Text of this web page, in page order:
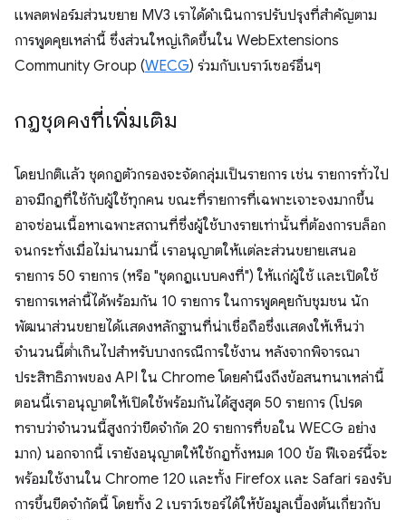
แพลตฟอร์มส่วนขยาย MV3 เราได้ดำเนินการปรับปรุงที่สำคัญตาม
การพูดคุยเหล่านี้ ซึ่งส่วนใหญ่เกิดขึ้นใน WebExtensions
Community Group (WECG) ร่วมกับเบราว์เซอร์อื่นๆ
กฎชุดคงที่เพิ่มเติม
โดยปกติแล้ว ชุดกฎตัวกรองจะจัดกลุ่มเป็นรายการ เช่น รายการทั่วไป
อาจมีกฎที่ใช้กับผู้ใช้ทุกคน ขณะที่รายการที่เฉพาะเจาะจงมากขึ้น
อาจซ่อนเนื้อหาเฉพาะสถานที่ซึ่งผู้ใช้บางรายเท่านั้นที่ต้องการบล็อก
จนกระทั่งเมื่อไม่นานมานี้ เราอนุญาตให้แต่ละส่วนขยายเสนอ
รายการ 50 รายการ (หรือ "ชุดกฎแบบคงที่") ให้แก่ผู้ใช้ และเปิดใช้
รายการเหล่านี้ได้พร้อมกัน 10 รายการ ในการพูดคุยกับชุมชน นัก
พัฒนาส่วนขยายได้แสดงหลักฐานที่น่าเชื่อถือซึ่งแสดงให้เห็นว่า
จำนวนนี้ต่ำเกินไปสำหรับบางกรณีการใช้งาน หลังจากพิจารณา
ประสิทธิภาพของ API ใน Chrome โดยคำนึงถึงข้อสนทนาเหล่านี้
ตอนนี้เราอนุญาตให้เปิดใช้พร้อมกันได้สูงสุด 50 รายการ (โปรด
ทราบว่าจำนวนนี้สูงกว่าขีดจํากัด 20 รายการที่ขอใน WECG อย่าง
มาก) นอกจากนี้ เรายังอนุญาตให้ใช้กฎทั้งหมด 100 ข้อ ฟีเจอร์นี้จะ
พร้อมใช้งานใน Chrome 120 และทั้ง Firefox และ Safari รองรับ
การขึ้นขีดจำกัดนี้ โดยทั้ง 2 เบราว์เซอร์ได้ให้ข้อมูลเบื้องต้นเกี่ยวกับ